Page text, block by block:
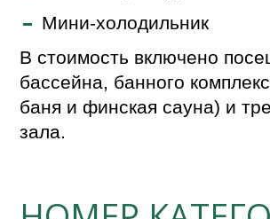
Мини-холодильник
В стоимость включено
бассейна, банного
баня и финская сауна) и
зала.